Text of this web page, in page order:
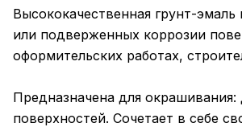
Высококачественная грунт-
или подверженных коррозии
оформительских работах,
Предназначена для
поверхностей. Сочетает в себе